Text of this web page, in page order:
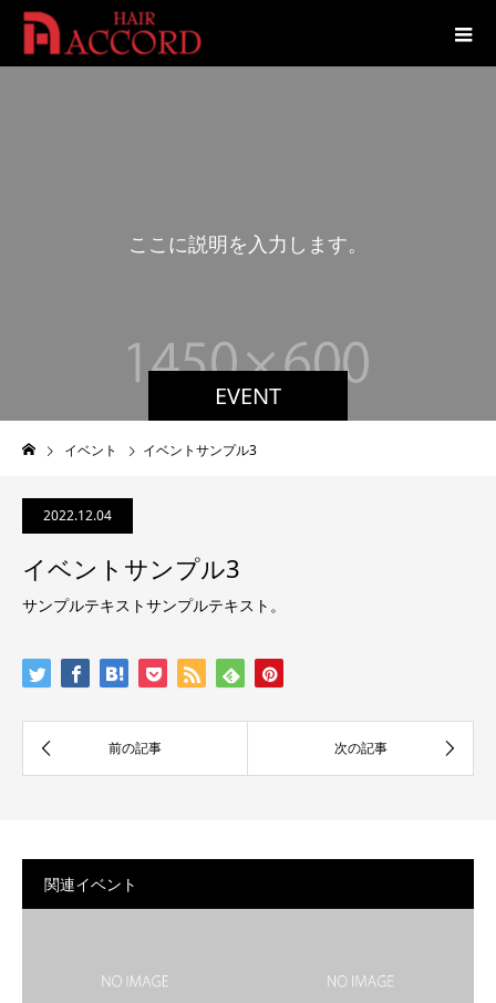
EVENT
こ こ に説明を 入 力 し ます。
イベント イベントサンプル3
2022.12.04
イベントサンプル3
サンプルテキストサンプルテキスト。
関連イベント